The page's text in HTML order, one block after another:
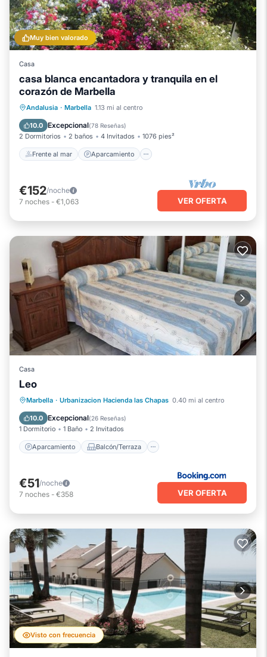
Muy bien valorado
Casa
casa blanca encantadora y tranquila en el
corazón de Marbella
Andalusia · Marbella 1.13 mi al centro
10.0 Excepcional(78 Reseñas)
2 Dormitorios 2 baños 4 Invitados 1076 pies²
Frente al mar Aparcamiento
Frente al mar Aparcamiento
Vista al mar
€152/noche
7 noches - €1,063 VER OFERTA
Casa
Leo
Marbella · Urbanizacion Hacienda las Chapas 0.40 mi al centro
10.0 Excepcional(26 Reseñas)
1 Dormitorio 1 Baño 2 Invitados
Aparcamiento Balcón/Terraza
Aparcamiento
Balcón/Terraza
Apto para niños
€51/noche
7 noches - €358 VER OFERTA
Visto con frecuencia